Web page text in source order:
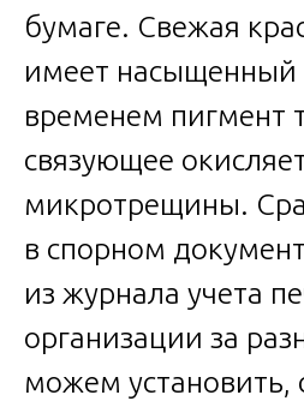
бумаге. Свежая
имеет насыщенный
временем пигмент
связующее
микротрещины.
в спорном
из журнала учета
организации за
можем установить,